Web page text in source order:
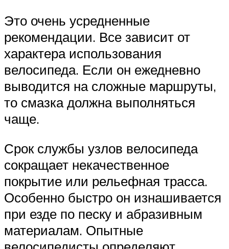
Это очень усредненные
рекомендации. Все зависит от
характера использования
велосипеда. Если он ежедневно
выводится на сложные маршруты,
то смазка должна выполняться
чаще.
Срок службы узлов велосипеда
сокращает некачественное
покрытие или рельефная трасса.
Особенно быстро он изнашивается
при езде по песку и абразивным
материалам. Опытные